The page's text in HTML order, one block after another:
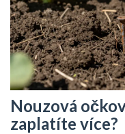
Nouzová
zaplatíte více?